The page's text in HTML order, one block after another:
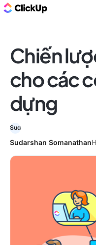
Chiến
cho các
dựng
Sudarshan Somanathan